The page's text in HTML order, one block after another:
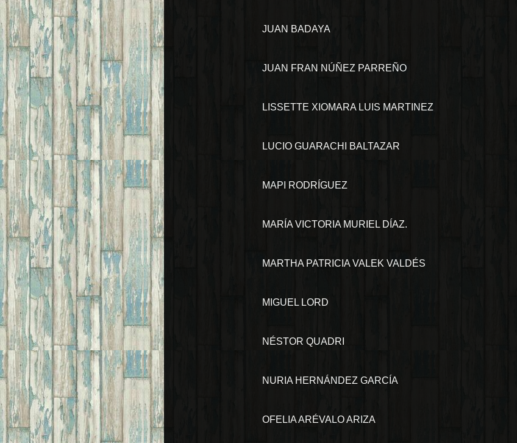
JUAN BADAYA
JUAN FRAN NÚÑEZ PARREÑO
LISSETTE XIOMARA LUIS MARTINEZ
LUCIO GUARACHI BALTAZAR
MAPI RODRÍGUEZ
MARÍA VICTORIA MURIEL DÍAZ.
MARTHA PATRICIA VALEK VALDÉS
MIGUEL LORD
NÉSTOR QUADRI
NURIA HERNÁNDEZ GARCÍA
OFELIA ARÉVALO ARIZA